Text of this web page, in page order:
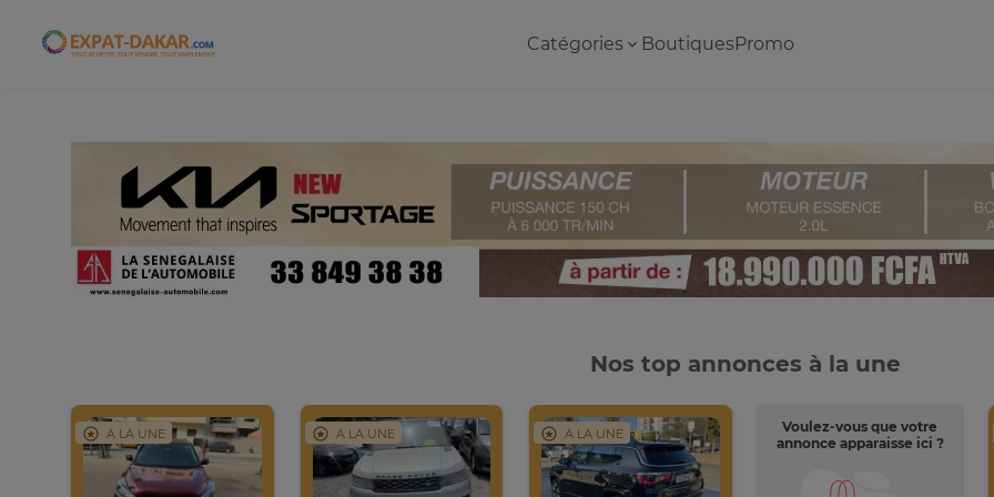
Expat-Dakar Catégories BoutiquesPromo
Nos top annonces à la une
A LA UNE A LA UNE A LA UNE
Voulez-vous que votre
annonce apparaisse ici ?